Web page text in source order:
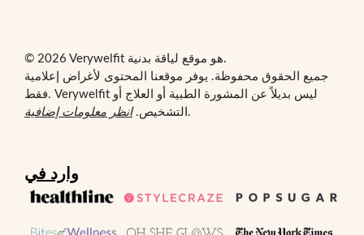
© 2026 Verywelfit هو موقع لياقة بدنية.
جميع الحقوق محفوظة. يوفر موقعنا المحتوى لأغراض إعلامية
فقط. Verywelfit ليس بديلاً عن المشورة الطبية أو العلاج أو
التشخيص.انظر معلومات إضافية .
وارد في